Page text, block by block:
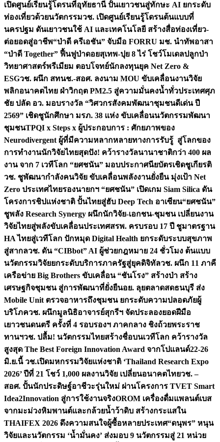
เปิดศูนย์เรียนรู้โดรนที่อุทัยธานี ปั้นเยาวชนสู่ทักษะ AI ยกระดับ
ท่องเที่ยวด้วยนวัตกรรมวช. เปิดศูนย์เรียนรู้โดรนต้นแบบที่
นครปฐม ดันเยาวชนใช้ AI และเทคโนโลยี สร้างสื่อท่องเที่ยว-
ต่อยอดสู่อาชีพ“ป่าดี ครีเอชัน” จับมือ FORRU มช. นำทัพอาสา
“ป่าดี Together” ฟื้นฟูป่าดอยสุเทพ-ปุย 8 ไร่ โชว์โมเดลปลูกป่า
วิทยาศาสตร์พรีเมียม ตอบโจทย์นักลงทุนยุค Net Zero &
ESGวช. ผนึก สทนช.-สอศ. ลงนาม MOU ขับเคลื่อนงานวิจัย
พลิกอนาคตไทย ฝ่าวิกฤต PM2.5 สู่ความมั่นคงน้ำทั่วประเทศศุภ
ชัย ปลัด อว. มอบรางวัล “วิศวกรสังคมพัฒนาชุมชนดีเด่น ปี
2569” เชิดชูนักศึกษา มรภ. 38 แห่ง ขับเคลื่อนนวัตกรรมพัฒนา
ชุมชนTPQI x Steps x ผู้ประกอบการ : ศักยภาพของ
Neurodivergent ผู้ที่มีความหลากหลายทางการรับรู้ สู่โลกของ
การทำงานนักวิจัยไทยสุดปัง! คว้ารางวัลนานาชาติกว่า 400 ผล
งาน จาก 7 เวทีโลก “ยศชนัน” มอบประกาศนียบัตรเชิดชูเกียรติ
วช. ชูพัฒนากำลังคนวิจัย ขับเคลื่อนพลังงานยั่งยืน มุ่งเป้า Net
Zero ประเทศไทยรองนายกฯ “ยศชนัน” เปิดเกม Siam Silica ดัน
โครงการชิปแห่งชาติ ปั้นไทยสู่ฮับ Deep Tech อาเซียน“ยศชนัน”
ชูพลัง Research Synergy ผนึกนักวิจัย-เอกชน-ชุมชน เปลี่ยนงาน
วิจัยไทยสู่พลังขับเคลื่อนประเทศสรพ. ครบรอบ 17 ปี ชูมาตรฐาน
HA ไทยสู่เวทีโลก ปักหมุด Digital Health ยกระดับระบบสุขภาพ
สู่สากลวช. ดัน “CIBbot” AI ผู้ช่วยกฎหมาย 24 ชั่วโมง ต้นแบบ
นวัตกรรมวิจัยยกระดับบริการภาครัฐสู่ยุคดิจิทัลวช. ผนึก 11 ภาคี
เครือข่าย Big Brothers ขับเคลื่อน “ชันโรง” สร้างป่า สร้าง
เศรษฐกิจชุมชน สู่การพัฒนาที่ยั่งยืนอย. ลุยตลาดสดธนบุรี ส่ง
Mobile Unit ตรวจอาหารถึงชุมชน ยกระดับความปลอดภัยผู้
บริโภควช. ผนึกมูลนิธิอาจารย์สุกรีฯ จัดประลองยอดฝีมือ
เยาวชนดนตรี ครั้งที่ 4 รอบรองฯ ภาคกลาง ชิงถ้วยพระราช
ทานฯวช. ปลื้ม! นวัตกรรมไทยสร้างชื่อบนเวทีโลก คว้ารางวัล
สูงสุด The Best Foreign Innovation Award จากโปแลนด์22-26
มิ.ย.นี้ วช.เปิดมหกรรมวิจัยแห่งชาติ ‘Thailand Research Expo
2026’ ปีที่ 21 โชว์ 1,000 ผลงานวิจัย เปลี่ยนอนาคตไทยวช. –
สอศ. ปั้นนักประดิษฐ์อาชีวะรุ่นใหม่ ผ่านโครงการ TVET Smart
Idea2Innovation สู่การใช้งานจริงOROM เครื่องดื่มแพลนต์เบส
จากมะม่วงหิมพานต์และกล้วยน้ำว้าดิบ สร้างกระแสใน
THAIFEX 2026 ดึงความสนใจผู้ซื้อหลายประเทศ“ดนุพร” หนุน
วิจัยและนวัตกรรม ‘น้ำมั่นคง’ ส่งมอบ 9 นวัตกรรมสู่ 21 หน่วย